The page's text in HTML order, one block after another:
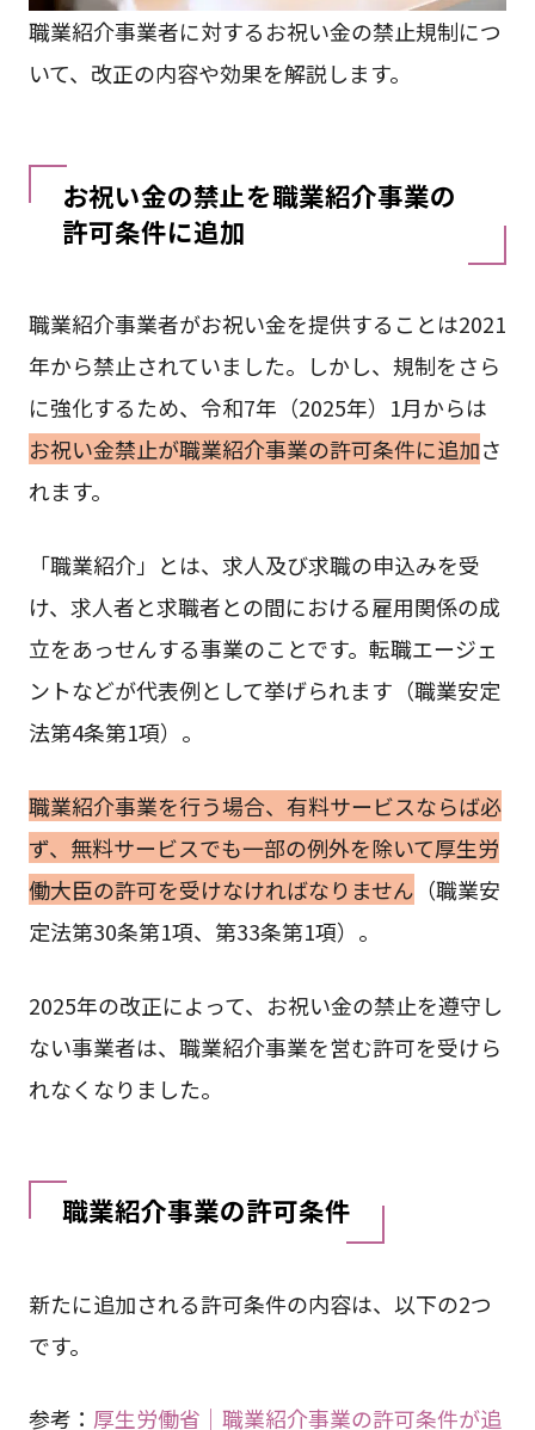
職業紹介事業者に対するお祝い金の禁止規制につ
いて、改正の内容や効果を解説します。
お祝い金の禁止を職業紹介事業の
許可条件に追加
職業紹介事業者がお祝い金を提供することは2021
年から禁止されていました。しかし、規制をさら
に強化するため、令和7年（2025年）1月からは
お祝い金禁止が職業紹介事業の許可条件に追加さ
れます。
「職業紹介」とは、求人及び求職の申込みを受
け、求人者と求職者との間における雇用関係の成
立をあっせんする事業のことです。転職エージェ
ントなどが代表例として挙げられます（職業安定
法第4条第1項）。
職業紹介事業を行う場合、有料サービスならば必
ず、無料サービスでも一部の例外を除いて厚生労
働大臣の許可を受けなければなりません （職業安
定法第30条第1項、第33条第1項）。
2025年の改正によって、お祝い金の禁止を遵守し
ない事業者は、職業紹介事業を営む許可を受けら
れなくなりました。
職業紹介事業の許可条件
新たに追加される許可条件の内容は、以下の2つ
です。
参考： 厚生労働省｜職業紹介事業の許可条件が追